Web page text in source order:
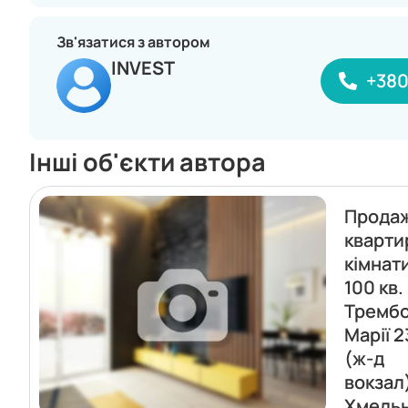
Зв'язатися з автором
INVEST
Інші об'єкти автора
100
Марії
(ж-д